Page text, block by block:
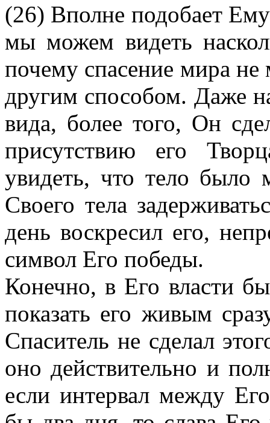
(26) Вполне подобает
мы можем видеть
почему спасение мира
другим способом. Даже
вида, более того, Он
присутствию его
увидеть, что тело было
Своего тела
день воскресил его,
символ Его победы.
Конечно, в Его власти
показать его живым
Спаситель не сделал
оно действительно и
если интервал между